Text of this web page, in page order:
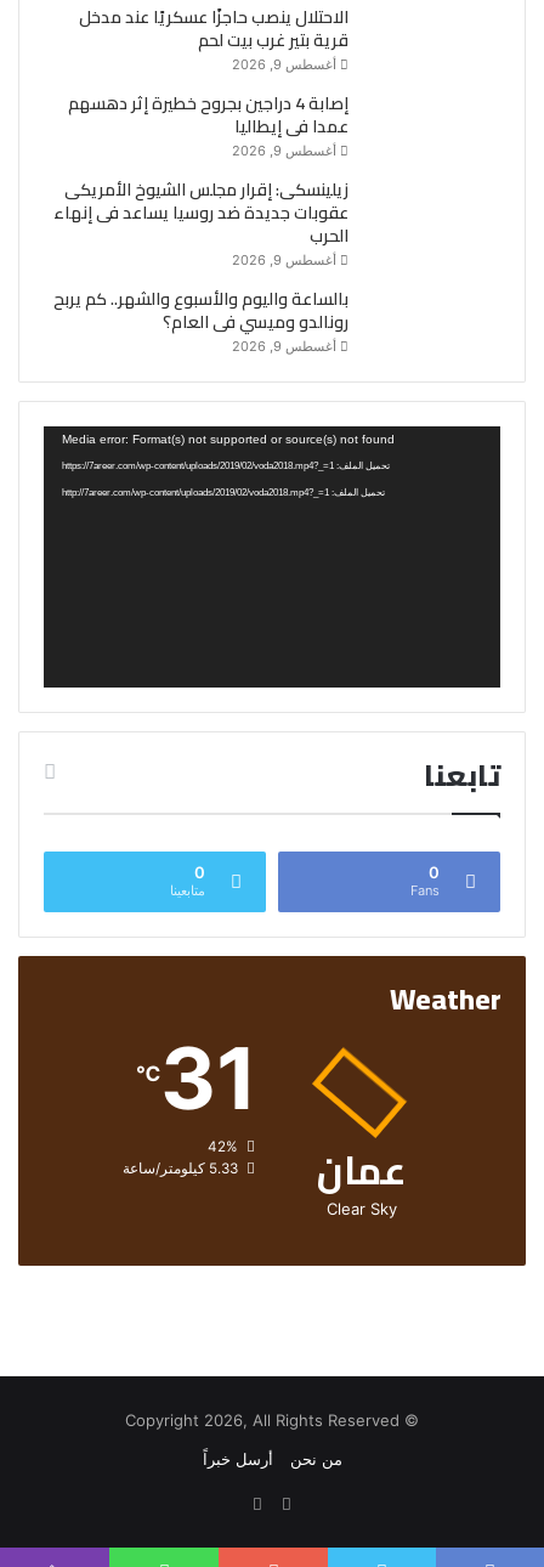
الاحتلال ينصب حاجزًا عسكريًا عند مدخل
قرية بتير غرب بيت لحم
أغسطس 9, 2026
إصابة 4 دراجين بجروح خطيرة إثر دهسهم
عمدا فى إيطاليا
أغسطس 9, 2026
زيلينسكى: إقرار مجلس الشيوخ الأمريكى
عقوبات جديدة ضد روسيا يساعد فى إنهاء
الحرب
أغسطس 9, 2026
بالساعة واليوم والأسبوع والشهر.. كم يربح
رونالدو وميسي فى العام؟
أغسطس 9, 2026
Media error: Format(s) not supported or source(s) not found
تحميل الملف: https://7areer.com/wp-content/uploads/2019/02/voda2018.mp4?_=1
تحميل الملف: http://7areer.com/wp-content/uploads/2019/02/voda2018.mp4?_=1
تابعنا
0
Fans
0
متابعينا
Weather
عمان
Clear Sky
31
℃
الرطوبة:
الرياح:5.33 كيلومتر/ساعة
© Copyright 2026, All Rights Reserved
من نحن
أرسل خبراً